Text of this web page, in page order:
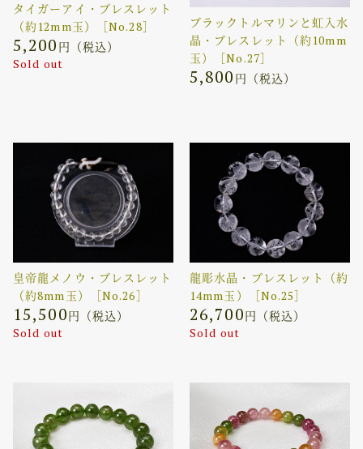
タイガーアイ・ブレスレット
（約12mm玉）［No.28］
5,200 円（税込）
Sold out
ブラックトルマリンと虹入水
晶・ブレスレット（約10mm
玉）［No.27］
5,800 円（税込）
皇帝龍メノウ・ブレスレット
（約8mm玉）［No.26］
15,500円（税込）
Sold out
龍彫水晶・ブレスレット（約
14mm玉）［No.25］
26,700円（税込）
Sold out